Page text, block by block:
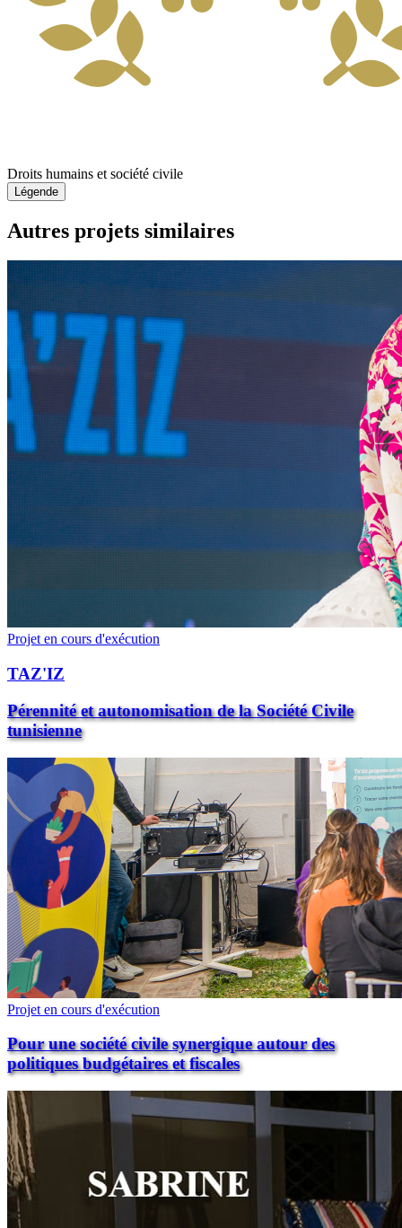
Droits humains et société civile
Légende
Autres projets similaires
Projet en cours d'exécution
TAZ'IZ
Pérennité et autonomisation de la Société Civile
tunisienne
Projet en cours d'exécution
Pour une société civile synergique autour des
politiques budgétaires et fiscales